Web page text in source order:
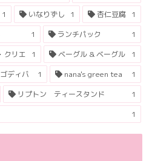
1 いなりずし 1 杏仁豆腐 1
1 ランチパック
1
クリエ 1 ベーグル & ベーグル
1
ディバ 1 nana's green tea
1
リプトン ティースタンド
1
1